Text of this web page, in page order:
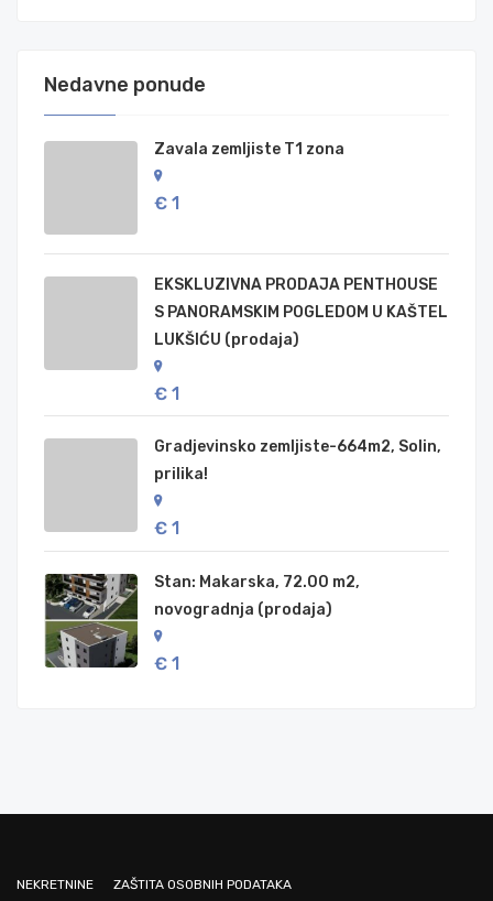
Nedavne ponude
Zavala zemljiste T1 zona
€ 1
EKSKLUZIVNA PRODAJA PENTHOUSE
S PANORAMSKIM POGLEDOM U KAŠTEL
LUKŠIĆU (prodaja)
€ 1
Gradjevinsko zemljiste-664m2, Solin,
prilika!
€ 1
Stan: Makarska, 72.00 m2,
novogradnja (prodaja)
€ 1
NEKRETNINE ZAŠTITA OSOBNIH PODATAKA